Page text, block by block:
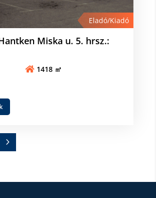
Eladó/Kiadó
Miska u. 5. hrsz.:
1418 ㎡
5